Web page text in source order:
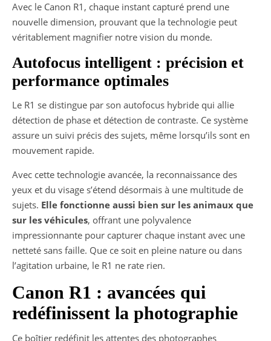
Avec le Canon R1, chaque instant capturé prend une
nouvelle dimension, prouvant que la technologie peut
véritablement magnifier notre vision du monde.
Autofocus intelligent : précision et
performance optimales
Le R1 se distingue par son autofocus hybride qui allie
détection de phase et détection de contraste. Ce système
assure un suivi précis des sujets, même lorsqu’ils sont en
mouvement rapide.
Avec cette technologie avancée, la reconnaissance des
yeux et du visage s’étend désormais à une multitude de
sujets. Elle fonctionne aussi bien sur les animaux que
sur les véhicules, offrant une polyvalence
impressionnante pour capturer chaque instant avec une
netteté sans faille. Que ce soit en pleine nature ou dans
l’agitation urbaine, le R1 ne rate rien.
Canon R1 : avancées qui
redéfinissent la photographie
Ce boîtier redéfinit les attentes des photographes